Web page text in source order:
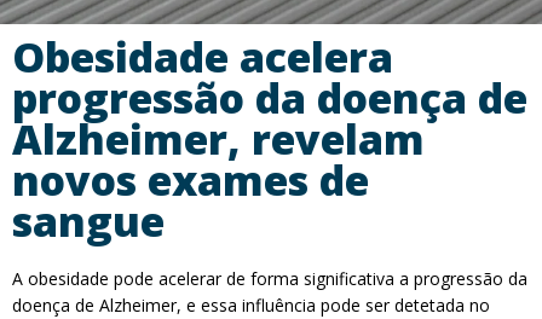
Obesidade acelera
progressão da doença de
Alzheimer, revelam
novos exames de
sangue
A obesidade pode acelerar de forma significativa a progressão da
doença de Alzheimer, e essa influência pode ser detetada no